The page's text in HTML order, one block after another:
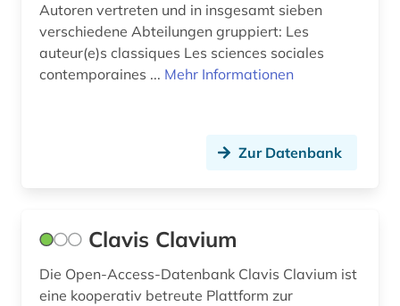
wörterbuch (6)
zeitschrift (3)
Autoren vertreten und in insgesamt sieben
verschiedene Abteilungen gruppiert: Les
auteur(e)s classiques Les sciences sociales
contemporaines ... Mehr Informationen
Zur Datenbank
Clavis Clavium
Die Open-Access-Datenbank Clavis Clavium ist
eine kooperativ betreute Plattform zur